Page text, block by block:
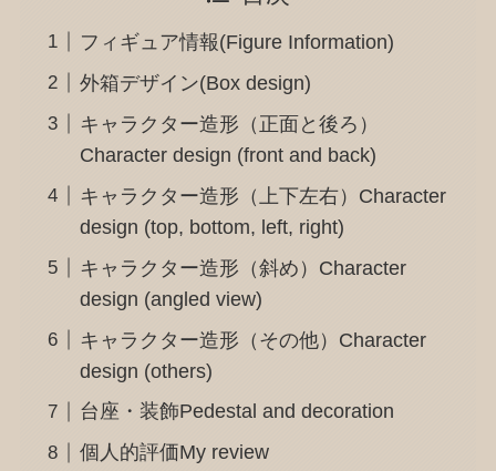
フィギュア情報(Figure Information)
外箱デザイン(Box design)
キャラクター造形（正面と後ろ）
Character design (front and back)
キャラクター造形（上下左右）Character
design (top, bottom, left, right)
キャラクター造形（斜め）Character
design (angled view)
キャラクター造形（その他）Character
design (others)
台座・装飾Pedestal and decoration
個人的評価My review